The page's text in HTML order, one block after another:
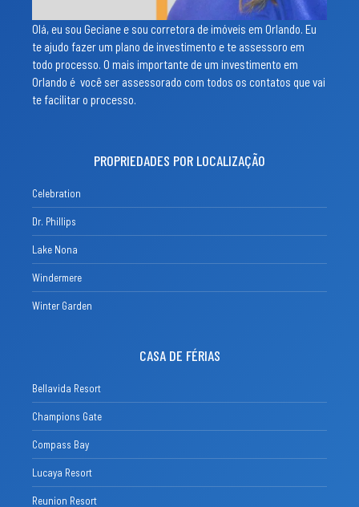
Olá, eu sou Geciane e sou corretora de imóveis em Orlando. Eu
te ajudo fazer um plano de investimento e te assessoro em
todo processo. O mais importante de um investimento em
Orlando é você ser assessorado com todos os contatos que vai
te facilitar o processo.
PROPRIEDADES POR LOCALIZAÇÃO
Celebration
Dr. Phillips
Lake Nona
Windermere
Winter Garden
CASA DE FÉRIAS
Bellavida Resort
Champions Gate
Compass Bay
Lucaya Resort
Reunion Resort